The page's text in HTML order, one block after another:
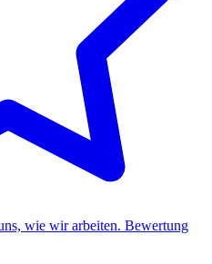
wie wir arbeiten. Bewertung